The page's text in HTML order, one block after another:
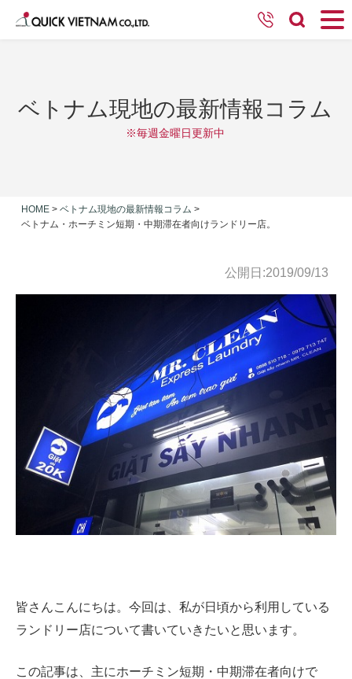
ベトナム現地の最新情報コラム
※毎週金曜日更新中
HOME > ベトナム現地の最新情報コラム >
ベトナム・ホーチミン短期・中期滞在者向けランドリー店。
公開日:2019/09/13
皆さんこんにちは。今回は、私が日頃から利用している
ランドリー店について書いていきたいと思います。
この記事は、主にホーチミン短期・中期滞在者向けで